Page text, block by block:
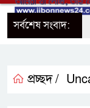
সর্বশেষ সংবাদ:
প্রচ্ছদ /